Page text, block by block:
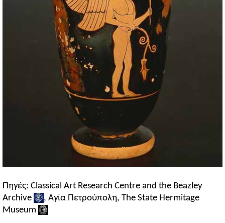
Πηγές: Classical Art Research Centre and the Beazley
Archive
, Αγία Πετρούπολη, The State Hermitage
Museum